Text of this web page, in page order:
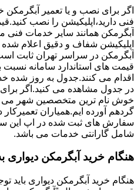
اگر برای نصب و یا تعمیر آبگرمکن
فنی دارید،اپلیکیشن را نصب
آبگرمکن همانند سایر خدمات فنی
اپلیکیشن شفاف و دقیق اعلام
آبگرمکن در سراسر تهران ثابت
قیمت های استاندارد سامانه نسبت
اقدام می کنند.جدول به روز
در جدول مشاهده می کنید.اگر برای
خوش نام ترین متخصصین شهر می
گردهم آورده ایم.همیاران
سفارش های ثبت شده در اپ این
شامل گارانتی خدمات می باشد.
هنگام خرید آبگرمکن دیواری
هنگام خرید آبگرمکن دیواری باید